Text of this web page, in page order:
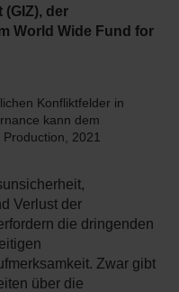
(GIZ), der
World Wide Fund for
Konfliktfelder in
kann dem
2021
Verlust der
die dringenden
Zwar gibt
über die